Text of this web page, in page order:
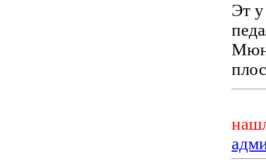
Эт